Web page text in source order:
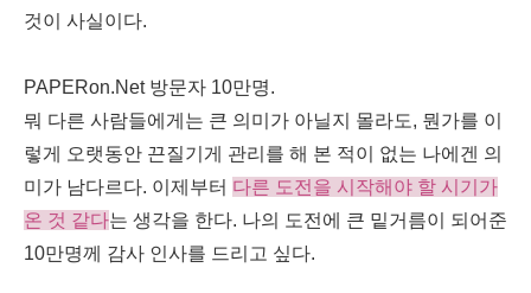
것이 사실이다.
PAPERon.Net 방문자 10만명.
뭐 다른 사람들에게는 큰 의미가 아닐지 몰라도, 뭔가를 이
렇게 오랫동안 끈질기게 관리를 해 본 적이 없는 나에겐 의
미가 남다르다. 이제부터 다른 도전을 시작해야 할 시기가
온 것 같다는 생각을 한다. 나의 도전에 큰 밑거름이 되어준
10만명께 감사 인사를 드리고 싶다.